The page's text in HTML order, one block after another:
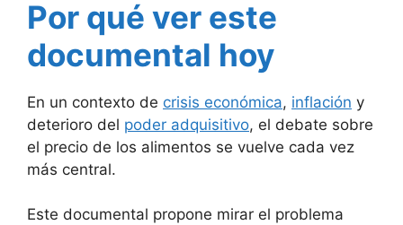
Por qué ver este
documental hoy
En un contexto de crisis económica, inflación y
deterioro del poder adquisitivo, el debate sobre
el precio de los alimentos se vuelve cada vez
más central.
Este documental propone mirar el problema